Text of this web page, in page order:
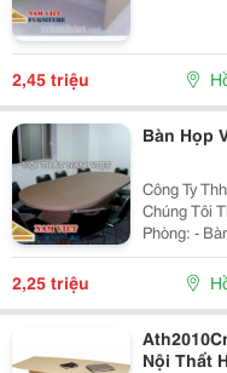
2,45 triệu
Bàn Họp
Công Ty
Chúng Tôi
Phòng: - Bàn Làm Việc, Chất Liệu Ván Mfc, Mdf, Nhập
Malaysia
Trầy -
2,25 triệu
Nội Thất